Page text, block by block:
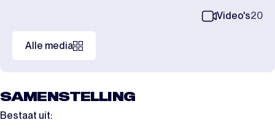
Video's20
Alle media
SAMENSTELLING
Bestaat uit: